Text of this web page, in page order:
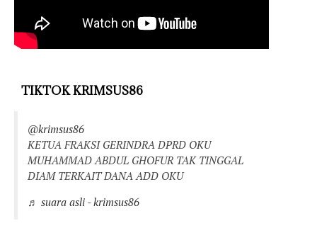
TIKTOK KRIMSUS86
@krimsus86
KETUA FRAKSI GERINDRA DPRD OKU
MUHAMMAD ABDUL GHOFUR TAK TINGGAL
DIAM TERKAIT DANA ADD OKU
♬ suara asli - krimsus86